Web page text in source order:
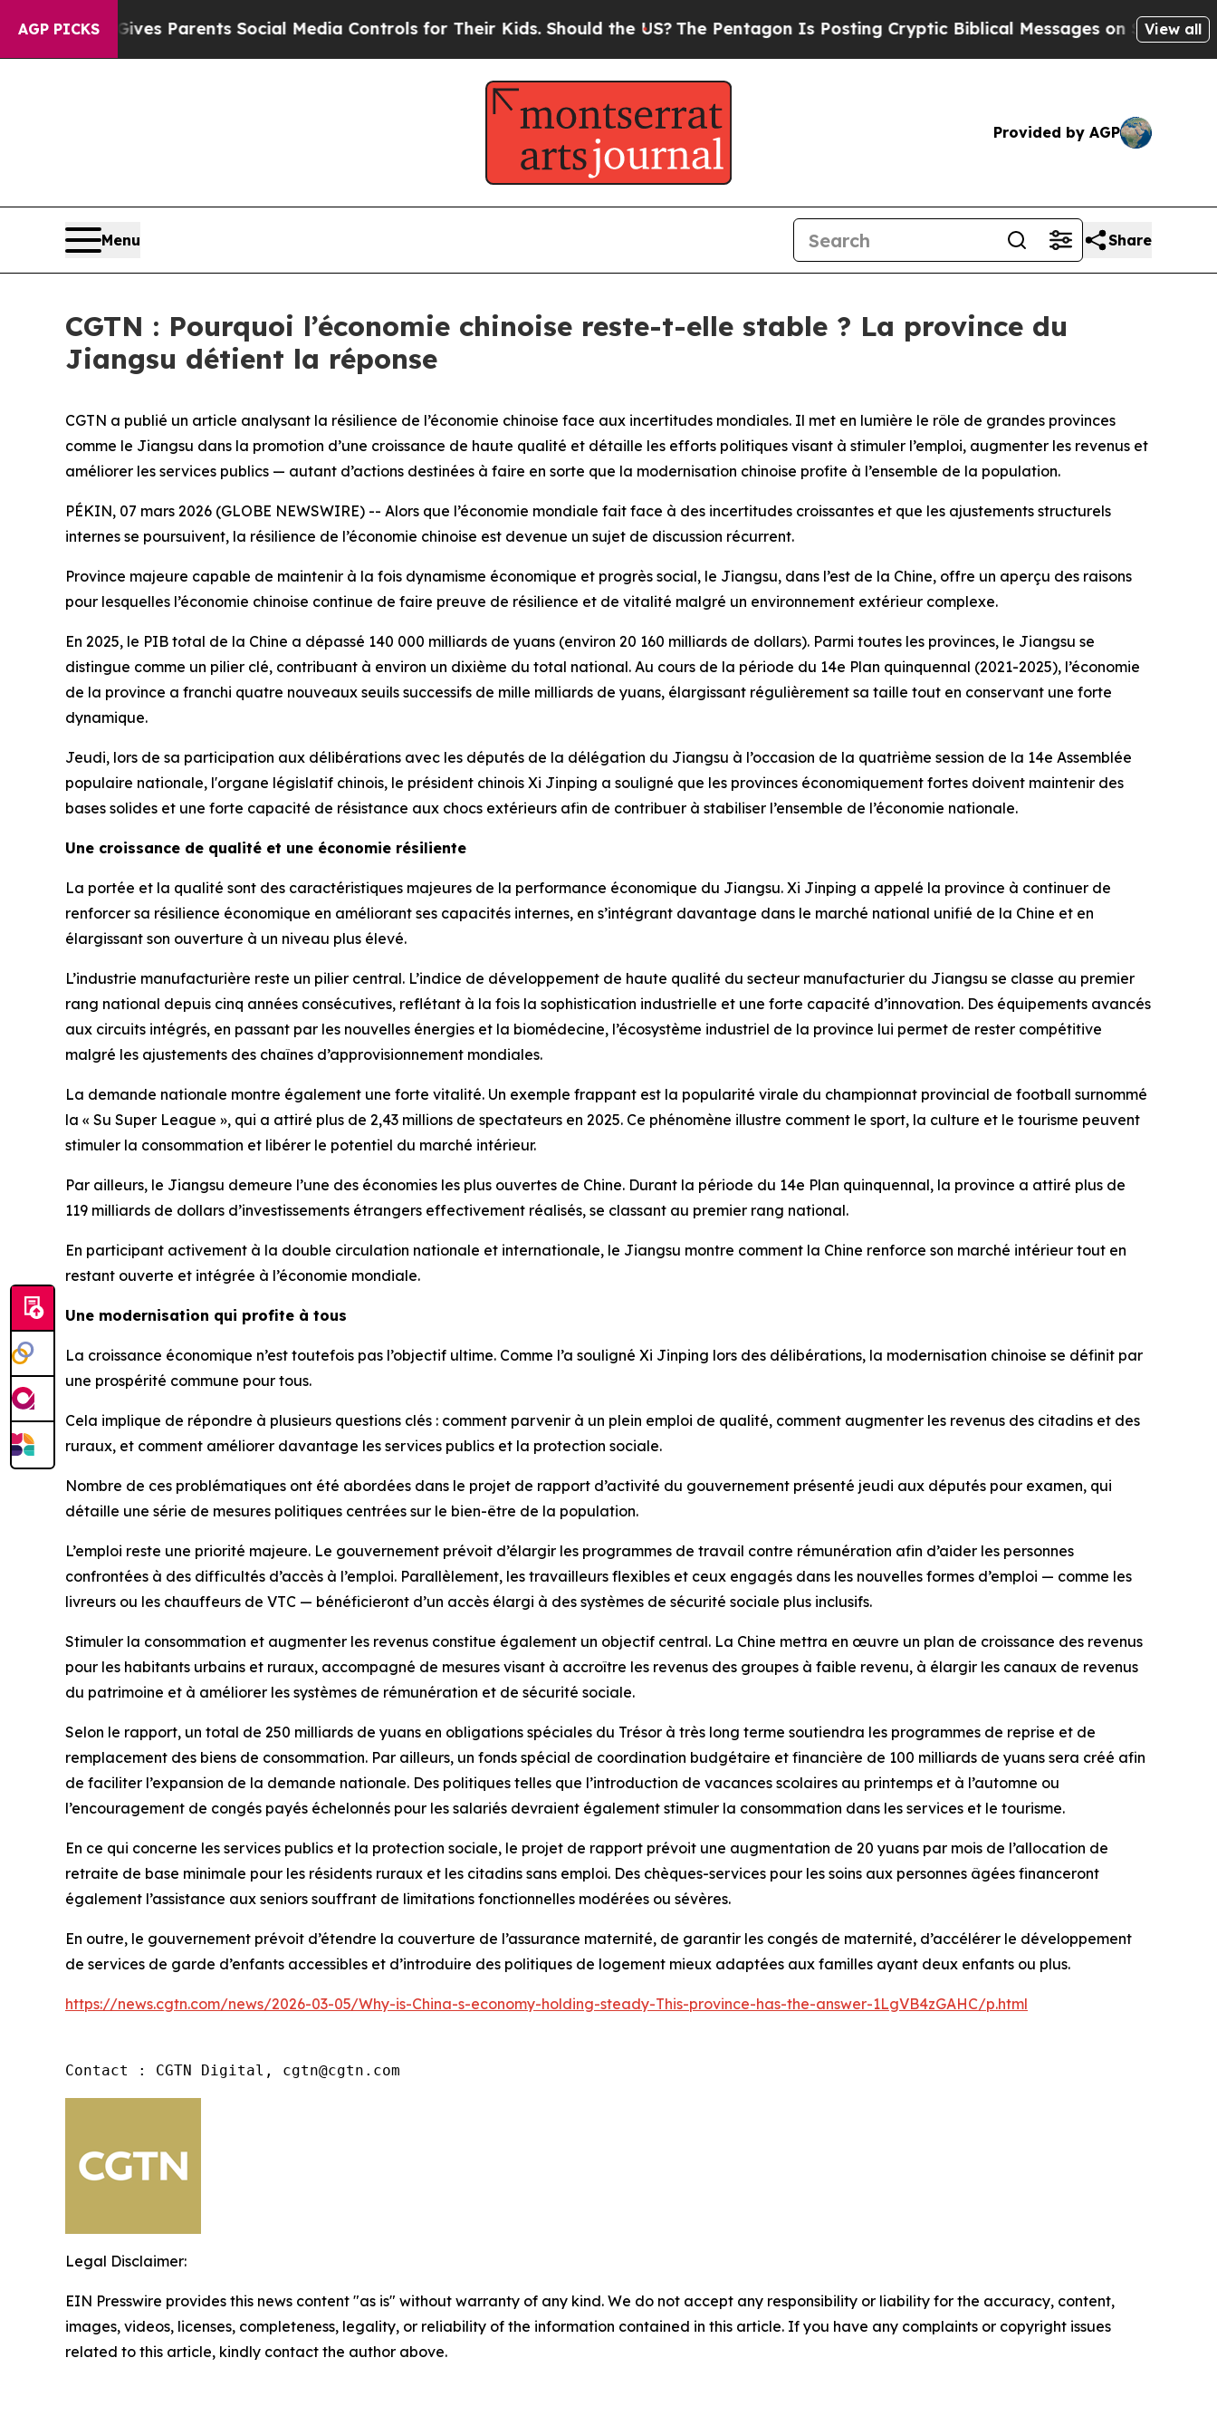
AGP PICKS
Gives Parents Social Media Controls for Their Kids. Should the US?The Pentagon Is Posting Cryptic Biblical Messages on Social Media Big
View all
Provided by AGP
Menu Share
CGTN : Pourquoi l’économie chinoise reste-t-elle stable ? La province du
Jiangsu détient la réponse
CGTN a publié un article analysant la résilience de l’économie chinoise face aux incertitudes mondiales. Il met en lumière le rôle de grandes provinces
comme le Jiangsu dans la promotion d’une croissance de haute qualité et détaille les efforts politiques visant à stimuler l’emploi, augmenter les revenus et
améliorer les services publics — autant d’actions destinées à faire en sorte que la modernisation chinoise profite à l’ensemble de la population.
PÉKIN, 07 mars 2026 (GLOBE NEWSWIRE) -- Alors que l’économie mondiale fait face à des incertitudes croissantes et que les ajustements structurels
internes se poursuivent, la résilience de l’économie chinoise est devenue un sujet de discussion récurrent.
Province majeure capable de maintenir à la fois dynamisme économique et progrès social, le Jiangsu, dans l’est de la Chine, offre un aperçu des raisons
pour lesquelles l’économie chinoise continue de faire preuve de résilience et de vitalité malgré un environnement extérieur complexe.
En 2025, le PIB total de la Chine a dépassé 140 000 milliards de yuans (environ 20 160 milliards de dollars). Parmi toutes les provinces, le Jiangsu se
distingue comme un pilier clé, contribuant à environ un dixième du total national. Au cours de la période du 14e Plan quinquennal (2021-2025), l’économie
de la province a franchi quatre nouveaux seuils successifs de mille milliards de yuans, élargissant régulièrement sa taille tout en conservant une forte
dynamique.
Jeudi, lors de sa participation aux délibérations avec les députés de la délégation du Jiangsu à l’occasion de la quatrième session de la 14e Assemblée
populaire nationale, l'organe législatif chinois, le président chinois Xi Jinping a souligné que les provinces économiquement fortes doivent maintenir des
bases solides et une forte capacité de résistance aux chocs extérieurs afin de contribuer à stabiliser l’ensemble de l’économie nationale.
Une croissance de qualité et une économie résiliente
La portée et la qualité sont des caractéristiques majeures de la performance économique du Jiangsu. Xi Jinping a appelé la province à continuer de
renforcer sa résilience économique en améliorant ses capacités internes, en s’intégrant davantage dans le marché national unifié de la Chine et en
élargissant son ouverture à un niveau plus élevé.
L’industrie manufacturière reste un pilier central. L’indice de développement de haute qualité du secteur manufacturier du Jiangsu se classe au premier
rang national depuis cinq années consécutives, reflétant à la fois la sophistication industrielle et une forte capacité d’innovation. Des équipements avancés
aux circuits intégrés, en passant par les nouvelles énergies et la biomédecine, l’écosystème industriel de la province lui permet de rester compétitive
malgré les ajustements des chaînes d’approvisionnement mondiales.
La demande nationale montre également une forte vitalité. Un exemple frappant est la popularité virale du championnat provincial de football surnommé
la « Su Super League », qui a attiré plus de 2,43 millions de spectateurs en 2025. Ce phénomène illustre comment le sport, la culture et le tourisme peuvent
stimuler la consommation et libérer le potentiel du marché intérieur.
Par ailleurs, le Jiangsu demeure l’une des économies les plus ouvertes de Chine. Durant la période du 14e Plan quinquennal, la province a attiré plus de
119 milliards de dollars d’investissements étrangers effectivement réalisés, se classant au premier rang national.
En participant activement à la double circulation nationale et internationale, le Jiangsu montre comment la Chine renforce son marché intérieur tout en
restant ouverte et intégrée à l’économie mondiale.
Une modernisation qui profite à tous
La croissance économique n’est toutefois pas l’objectif ultime. Comme l’a souligné Xi Jinping lors des délibérations, la modernisation chinoise se définit par
une prospérité commune pour tous.
Cela implique de répondre à plusieurs questions clés : comment parvenir à un plein emploi de qualité, comment augmenter les revenus des citadins et des
ruraux, et comment améliorer davantage les services publics et la protection sociale.
Nombre de ces problématiques ont été abordées dans le projet de rapport d’activité du gouvernement présenté jeudi aux députés pour examen, qui
détaille une série de mesures politiques centrées sur le bien-être de la population.
L’emploi reste une priorité majeure. Le gouvernement prévoit d’élargir les programmes de travail contre rémunération afin d’aider les personnes
confrontées à des difficultés d’accès à l’emploi. Parallèlement, les travailleurs flexibles et ceux engagés dans les nouvelles formes d’emploi — comme les
livreurs ou les chauffeurs de VTC — bénéficieront d’un accès élargi à des systèmes de sécurité sociale plus inclusifs.
Stimuler la consommation et augmenter les revenus constitue également un objectif central. La Chine mettra en œuvre un plan de croissance des revenus
pour les habitants urbains et ruraux, accompagné de mesures visant à accroître les revenus des groupes à faible revenu, à élargir les canaux de revenus
du patrimoine et à améliorer les systèmes de rémunération et de sécurité sociale.
Selon le rapport, un total de 250 milliards de yuans en obligations spéciales du Trésor à très long terme soutiendra les programmes de reprise et de
remplacement des biens de consommation. Par ailleurs, un fonds spécial de coordination budgétaire et financière de 100 milliards de yuans sera créé afin
de faciliter l’expansion de la demande nationale. Des politiques telles que l’introduction de vacances scolaires au printemps et à l’automne ou
l’encouragement de congés payés échelonnés pour les salariés devraient également stimuler la consommation dans les services et le tourisme.
En ce qui concerne les services publics et la protection sociale, le projet de rapport prévoit une augmentation de 20 yuans par mois de l’allocation de
retraite de base minimale pour les résidents ruraux et les citadins sans emploi. Des chèques-services pour les soins aux personnes âgées financeront
également l’assistance aux seniors souffrant de limitations fonctionnelles modérées ou sévères.
En outre, le gouvernement prévoit d’étendre la couverture de l’assurance maternité, de garantir les congés de maternité, d’accélérer le développement
de services de garde d’enfants accessibles et d’introduire des politiques de logement mieux adaptées aux familles ayant deux enfants ou plus.
https://news.cgtn.com/news/2026-03-05/Why-is-China-s-economy-holding-steady-This-province-has-the-answer-1LgVB4zGAHC/p.html
Contact : CGTN Digital, cgtn@cgtn.com
Legal Disclaimer:
EIN Presswire provides this news content "as is" without warranty of any kind. We do not accept any responsibility or liability for the accuracy, content,
images, videos, licenses, completeness, legality, or reliability of the information contained in this article. If you have any complaints or copyright issues
related to this article, kindly contact the author above.